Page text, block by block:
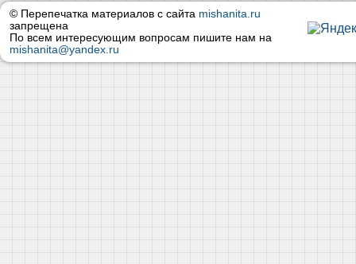
© Перепечатка материалов с сайта mishanita.ru
запрещена
По всем интересующим вопросам пишите нам на
mishanita@yandex.ru